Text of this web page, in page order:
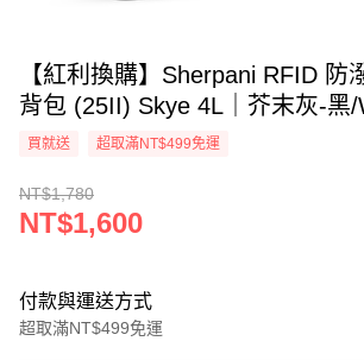
【紅利換購】Sherpani RFID 防
背包 (25II) Skye 4L｜芥末灰-黑/
買就送 超取滿NT$499免運
NT$1,780
NT$1,600
付款與運送方式
超取滿NT$499免運